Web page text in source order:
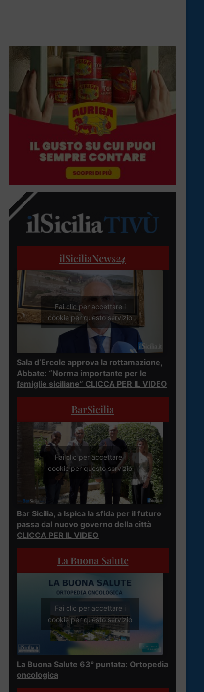
ilSiciliaNews24
Fai clic per accettare i
cookie per questo servizio
Sala d’Ercole approva la rottamazione,
Abbate: “Norma importante per le
famiglie siciliane” CLICCA PER IL VIDEO
BarSicilia
Fai clic per accettare i
cookie per questo servizio
Bar Sicilia, a Ispica la sfida per il futuro
passa dal nuovo governo della città
CLICCA PER IL VIDEO
La Buona Salute
Fai clic per accettare i
cookie per questo servizio
La Buona Salute 63° puntata: Ortopedia
oncologica